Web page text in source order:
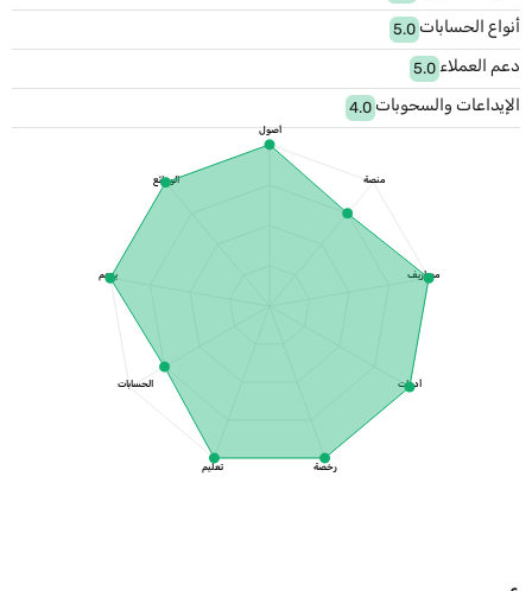
أنواع الحسابات 5.0
دعم العملاء 5.0
الإيداعات والسحوبات 4.0
أصول
منصة
مصاريف
أدوات
رخصة تعليم
الحسابات
يدعم
الودائع